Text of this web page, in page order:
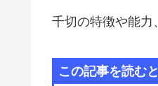
千切の特徴や能力
この記事を読む